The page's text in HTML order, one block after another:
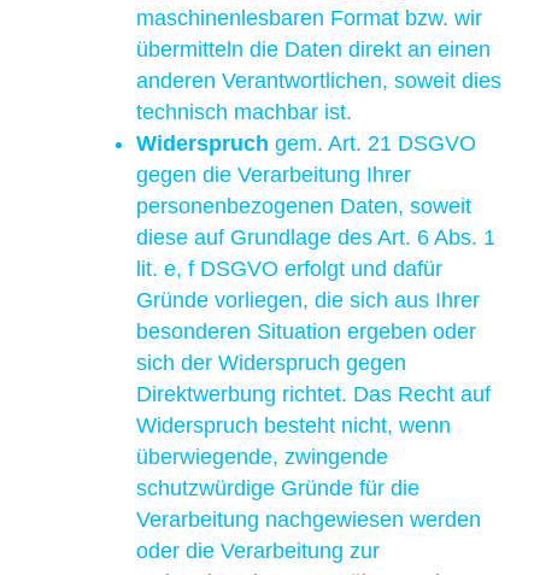
maschinenlesbaren Format bzw. wir
übermitteln die Daten direkt an einen
anderen Verantwortlichen, soweit dies
technisch machbar ist.
Widerspruch gem. Art. 21 DSGVO
gegen die Verarbeitung Ihrer
personenbezogenen Daten, soweit
diese auf Grundlage des Art. 6 Abs. 1
lit. e, f DSGVO erfolgt und dafür
Gründe vorliegen, die sich aus Ihrer
besonderen Situation ergeben oder
sich der Widerspruch gegen
Direktwerbung richtet. Das Recht auf
Widerspruch besteht nicht, wenn
überwiegende, zwingende
schutzwürdige Gründe für die
Verarbeitung nachgewiesen werden
oder die Verarbeitung zur